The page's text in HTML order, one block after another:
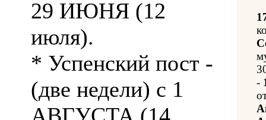
29 ИЮНЯ (12
июля).
* Успенский пост -
(две недели) с 1
-